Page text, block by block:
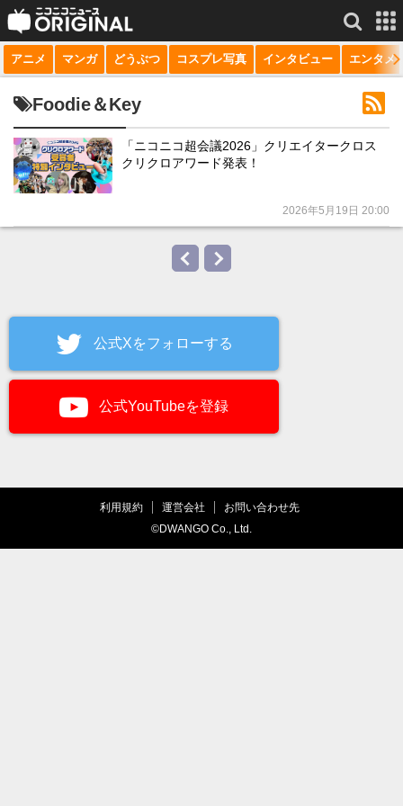
サービス一覧 もっと見る
動画
生放送
ニコニコQ
アニメ マンガ どうぶつ コスプレ写真 インタビュー エンタメ
Foodie＆Key
「ニコニコ超会議2026」クリエイタークロス
クリクロアワード発表！
2026年5月19日 20:00
公式Xをフォローする
公式YouTubeを登録
利用規約 運営会社
お問い合わせ先
©DWANGO Co., Ltd.